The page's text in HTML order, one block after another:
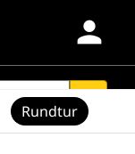
person
search
Rundtur